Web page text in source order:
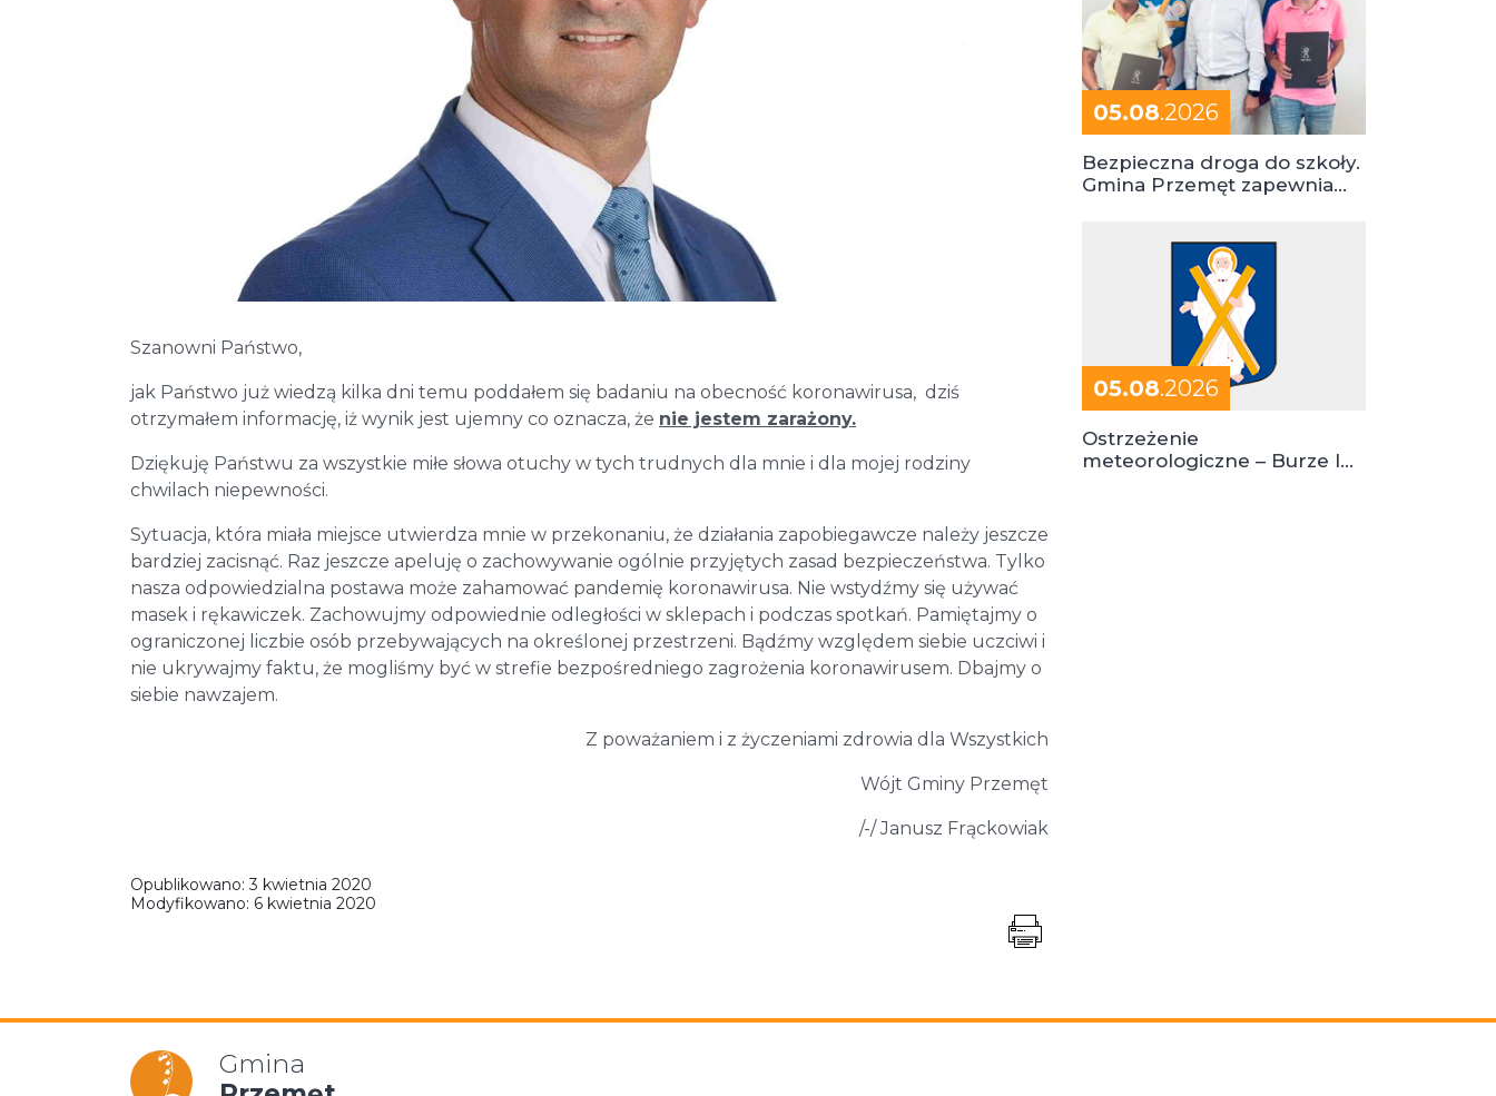
Szanowni Państwo,
jak Państwo już wiedzą kilka dni temu poddałem się badaniu na obecność koronawirusa, dziś
otrzymałem informację, iż wynik jest ujemny co oznacza, że nie jestem zarażony.
Dziękuję Państwu za wszystkie miłe słowa otuchy w tych trudnych dla mnie i dla mojej rodziny
chwilach niepewności.
Sytuacja, która miała miejsce utwierdza mnie w przekonaniu, że działania zapobiegawcze należy jeszcze
bardziej zacisnąć. Raz jeszcze apeluję o zachowywanie ogólnie przyjętych zasad bezpieczeństwa. Tylko
nasza odpowiedzialna postawa może zahamować pandemię koronawirusa. Nie wstydźmy się używać
masek i rękawiczek. Zachowujmy odpowiednie odległości w sklepach i podczas spotkań. Pamiętajmy o
ograniczonej liczbie osób przebywających na określonej przestrzeni. Bądźmy względem siebie uczciwi i
nie ukrywajmy faktu, że mogliśmy być w strefie bezpośredniego zagrożenia koronawirusem. Dbajmy o
siebie nawzajem.
Z poważaniem i z życzeniami zdrowia dla Wszystkich
Wójt Gminy Przemęt
/-/ Janusz Frąckowiak
Opublikowano:3 kwietnia 2020
Modyfikowano: 6 kwietnia 2020
05.08.2026
Bezpieczna droga do szkoły.
Gmina Przemęt zapewnia
05.08.2026
Ostrzeżenie
meteorologiczne – Burze I
Gmina